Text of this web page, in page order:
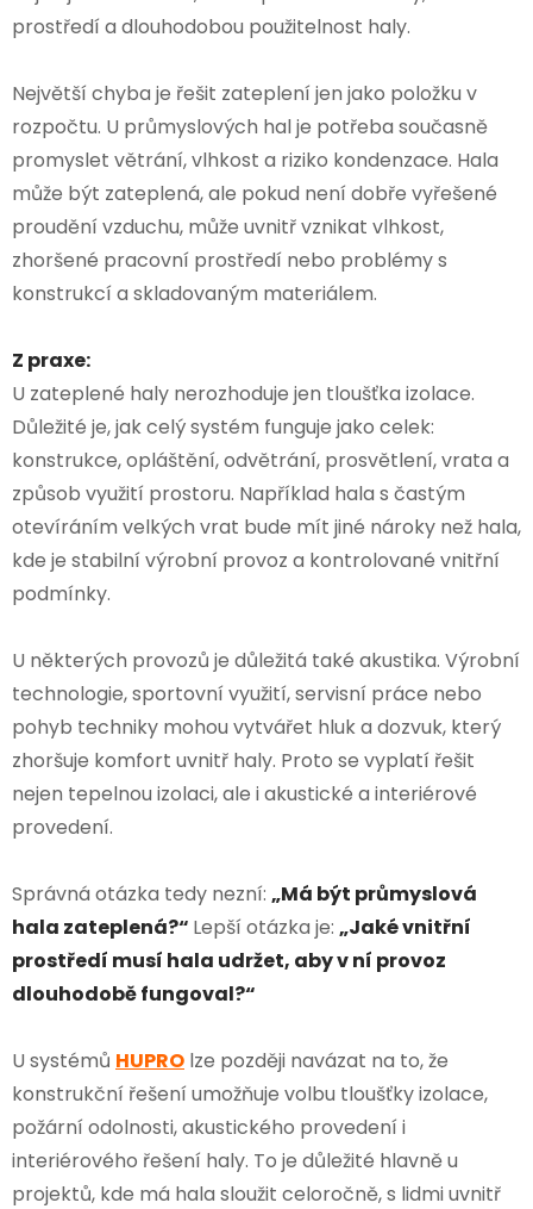
prostředí a dlouhodobou použitelnost haly.
Největší chyba je řešit zateplení jen jako položku v
rozpočtu. U průmyslových hal je potřeba současně
promyslet větrání, vlhkost a riziko kondenzace. Hala
může být zateplená, ale pokud není dobře vyřešené
proudění vzduchu, může uvnitř vznikat vlhkost,
zhoršené pracovní prostředí nebo problémy s
konstrukcí a skladovaným materiálem.
Z praxe:
U zateplené haly nerozhoduje jen tloušťka izolace.
Důležité je, jak celý systém funguje jako celek:
konstrukce, opláštění, odvětrání, prosvětlení, vrata a
způsob využití prostoru. Například hala s častým
otevíráním velkých vrat bude mít jiné nároky než hala,
kde je stabilní výrobní provoz a kontrolované vnitřní
podmínky.
U některých provozů je důležitá také akustika. Výrobní
technologie, sportovní využití, servisní práce nebo
pohyb techniky mohou vytvářet hluk a dozvuk, který
zhoršuje komfort uvnitř haly. Proto se vyplatí řešit
nejen tepelnou izolaci, ale i akustické a interiérové
provedení.
Správná otázka tedy nezní: „Má být průmyslová
hala zateplená?“ Lepší otázka je: „Jaké vnitřní
prostředí musí hala udržet, aby v ní provoz
dlouhodobě fungoval?“
U systémů HUPRO lze později navázat na to, že
konstrukční řešení umožňuje volbu tloušťky izolace,
požární odolnosti, akustického provedení i
interiérového řešení haly. To je důležité hlavně u
projektů, kde má hala sloužit celoročně, s lidmi uvnitř